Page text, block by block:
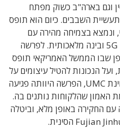
וגם בארה"ב כשוק מפתח
השבבים. כיום הוא תופס
ונמצא בצמיחה מהירה עם
כניסת טכנולוגיות חדשות כמו 5G ובינה מלאכותית. לפרשה
שבו הממשל האמריקאי תופס
הנכונות להטיל עיצומים על
חברות טכנולוגיה סיניות. מבחינת UMC, הפרשה היוותה פגיעה
האמון שהלקוחות נותנים בה.
החקירה באופן מלא, וביטלה